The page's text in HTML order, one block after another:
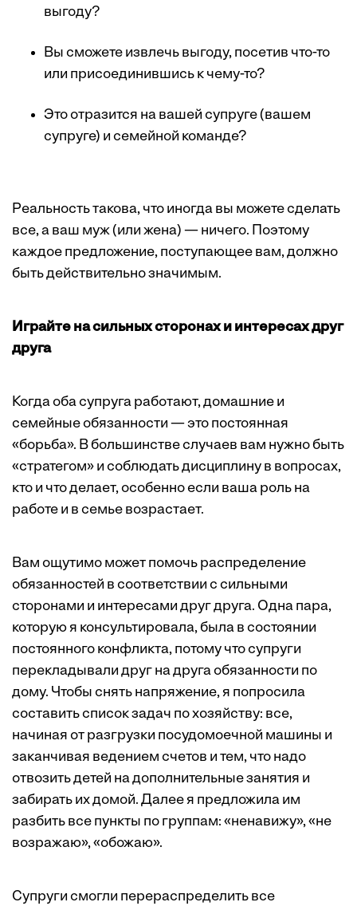
выгоду?
Вы сможете извлечь выгоду, посетив что-то
или присоединившись к чему-то?
Это отразится на вашей супруге (вашем
супруге) и семейной команде?
Реальность такова, что иногда вы можете сделать
все, а ваш муж (или жена) — ничего. Поэтому
каждое предложение, поступающее вам, должно
быть действительно значимым.
Играйте на сильных сторонах и интересах друг
друга
Когда оба супруга работают, домашние и
семейные обязанности — это постоянная
«борьба». В большинстве случаев вам нужно быть
«стратегом» и соблюдать дисциплину в вопросах,
кто и что делает, особенно если ваша роль на
работе и в семье возрастает.
Вам ощутимо может помочь распределение
обязанностей в соответствии с сильными
сторонами и интересами друг друга. Одна пара,
которую я консультировала, была в состоянии
постоянного конфликта, потому что супруги
перекладывали друг на друга обязанности по
дому. Чтобы снять напряжение, я попросила
составить список задач по хозяйству: все,
начиная от разгрузки посудомоечной машины и
заканчивая ведением счетов и тем, что надо
отвозить детей на дополнительные занятия и
забирать их домой. Далее я предложила им
разбить все пункты по группам: «ненавижу», «не
возражаю», «обожаю».
Супруги смогли перераспределить все